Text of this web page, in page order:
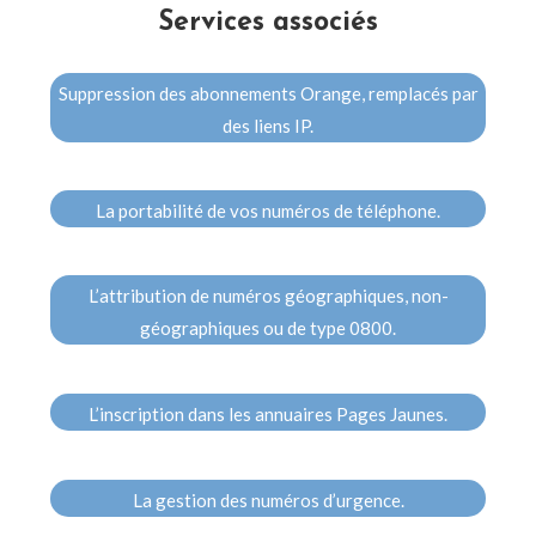
Services associés
Suppression des abonnements Orange, remplacés par
des liens IP.
La portabilité de vos numéros de téléphone.
L’attribution de numéros géographiques, non-
géographiques ou de type 0800.
L’inscription dans les annuaires Pages Jaunes.
La gestion des numéros d’urgence.